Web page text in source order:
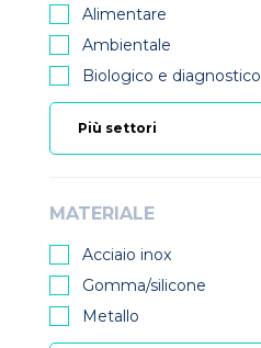
Alimentare
Ambientale
Biologico e diagnostico
MATERIALE
Acciaio inox
Gomma/silicone
Metallo